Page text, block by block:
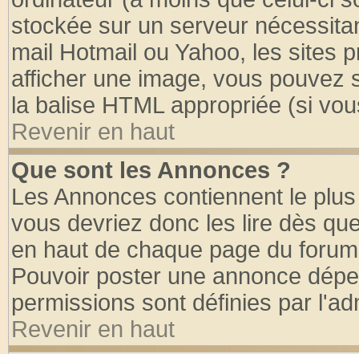
stockée sur un serveur
mail Hotmail ou Yahoo, les sites
afficher une image, vous pouvez
la balise HTML appropriée (si
Revenir en haut
Que sont les Annonces ?
Les Annonces contiennent le
vous devriez donc les lire dès
en haut de chaque page du
Pouvoir poster une annonce
permissions sont définies par
Revenir en haut